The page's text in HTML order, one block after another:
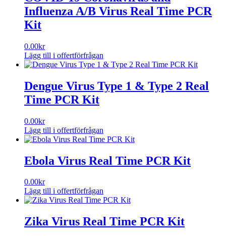
Influenza A/B Virus Real Time PCR
Kit
0.00kr
Lägg till i offertförfrågan
Dengue Virus Type 1 & Type 2 Real
Time PCR Kit
0.00kr
Lägg till i offertförfrågan
Ebola Virus Real Time PCR Kit
0.00kr
Lägg till i offertförfrågan
Zika Virus Real Time PCR Kit